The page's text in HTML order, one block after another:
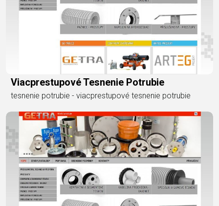
Viacprestupové Tesnenie Potrubie
tesnenie potrubie - viacprestupové tesnenie potrubie